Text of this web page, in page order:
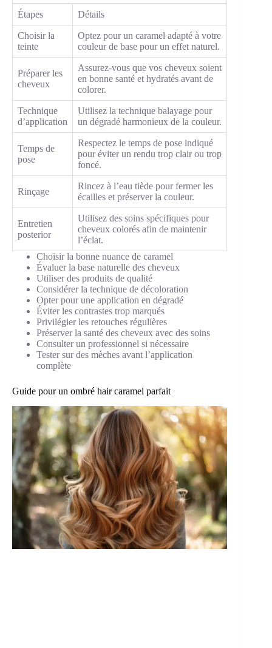
Étapes Détails
Choisir la
teinte
Optez pour un caramel adapté à votre
couleur de base pour un effet naturel.
Préparer les
cheveux
Assurez-vous que vos cheveux soient
en bonne santé et hydratés avant de
colorer.
Technique
d’application
Utilisez la technique balayage pour
un dégradé harmonieux de la couleur.
Temps de
pose
Respectez le temps de pose indiqué
pour éviter un rendu trop clair ou trop
foncé.
Rinçage
Rincez à l’eau tiède pour fermer les
écailles et préserver la couleur.
Entretien
posterior
Utilisez des soins spécifiques pour
cheveux colorés afin de maintenir
l’éclat.
Choisir la bonne nuance de caramel
Évaluer la base naturelle des cheveux
Utiliser des produits de qualité
Considérer la technique de décoloration
Opter pour une application en dégradé
Éviter les contrastes trop marqués
Privilégier les retouches régulières
Préserver la santé des cheveux avec des soins
Consulter un professionnel si nécessaire
Tester sur des mèches avant l’application
complète
Guide pour un ombré hair caramel parfait